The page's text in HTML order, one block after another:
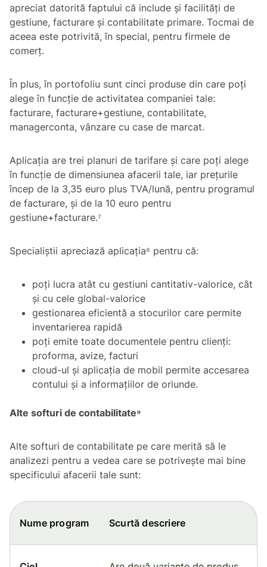
apreciat datorită faptului că include și facilități de
gestiune, facturare și contabilitate primare. Tocmai de
aceea este potrivită, în special, pentru firmele de
comerț.
În plus, în portofoliu sunt cinci produse din care poți
alege în funcție de activitatea companiei tale:
facturare, facturare+gestiune, contabilitate,
managerconta, vânzare cu case de marcat.
Aplicația are trei planuri de tarifare și care poți alege
în funcție de dimensiunea afacerii tale, iar prețurile
încep de la 3,35 euro plus TVA/lună, pentru programul
de facturare, și de la 10 euro pentru
gestiune+facturare.⁷
Specialiștii apreciază aplicația⁸ pentru că:
poți lucra atât cu gestiuni cantitativ-valorice, cât
și cu cele global-valorice
gestionarea eficientă a stocurilor care permite
inventarierea rapidă
poți emite toate documentele pentru clienți:
proforma, avize, facturi
cloud-ul și aplicația de mobil permite accesarea
contului și a informațiilor de oriunde.
Alte softuri de contabilitate⁹
Alte softuri de contabilitate pe care merită să le
analizezi pentru a vedea care se potrivește mai bine
specificului afacerii tale sunt:
Nume program Scurtă descriere